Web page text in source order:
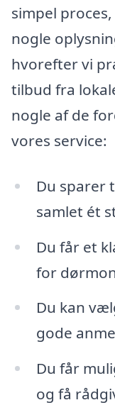
simpel
nogle
hvorefter vi
tilbud fra
nogle af de
vores service:
Du sparer
samlet ét
Du får et
for
Du kan
gode
Du får
og få